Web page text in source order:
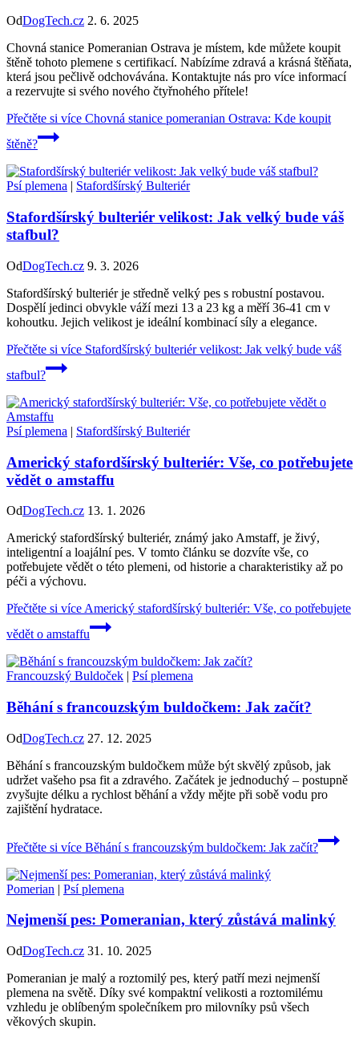
OdDogTech.cz 2. 6. 2025
Chovná stanice Pomeranian Ostrava je místem, kde můžete koupit
štěně tohoto plemene s certifikací. Nabízíme zdravá a krásná štěňata,
která jsou pečlivě odchovávána. Kontaktujte nás pro více informací
a rezervujte si svého nového čtyřnohého přítele!
Přečtěte si více Chovná stanice pomeranian Ostrava: Kde koupit
štěně?
Psí plemena | Stafordšírský Bulteriér
Stafordšírský bulteriér velikost: Jak velký bude váš
stafbul?
OdDogTech.cz 9. 3. 2026
Stafordšírský bulteriér je středně velký pes s robustní postavou.
Dospělí jedinci obvykle váží mezi 13 a 23 kg a měří 36-41 cm v
kohoutku. Jejich velikost je ideální kombinací síly a elegance.
Přečtěte si více Stafordšírský bulteriér velikost: Jak velký bude váš
stafbul?
Psí plemena | Stafordšírský Bulteriér
Americký stafordšírský bulteriér: Vše, co potřebujete
vědět o amstaffu
OdDogTech.cz 13. 1. 2026
Americký stafordšírský bulteriér, známý jako Amstaff, je živý,
inteligentní a loajální pes. V tomto článku se dozvíte vše, co
potřebujete vědět o této plemeni, od historie a charakteristiky až po
péči a výchovu.
Přečtěte si více Americký stafordšírský bulteriér: Vše, co potřebujete
vědět o amstaffu
Francouzský Buldoček | Psí plemena
Běhání s francouzským buldočkem: Jak začít?
OdDogTech.cz 27. 12. 2025
Běhání s francouzským buldočkem může být skvělý způsob, jak
udržet vašeho psa fit a zdravého. Začátek je jednoduchý – postupně
zvyšujte délku a rychlost běhání a vždy mějte při sobě vodu pro
zajištění hydratace.
Přečtěte si více Běhání s francouzským buldočkem: Jak začít?
Pomerian | Psí plemena
Nejmenší pes: Pomeranian, který zůstává malinký
OdDogTech.cz 31. 10. 2025
Pomeranian je malý a roztomilý pes, který patří mezi nejmenší
plemena na světě. Díky své kompaktní velikosti a roztomilému
vzhledu je oblíbeným společníkem pro milovníky psů všech
věkových skupin.